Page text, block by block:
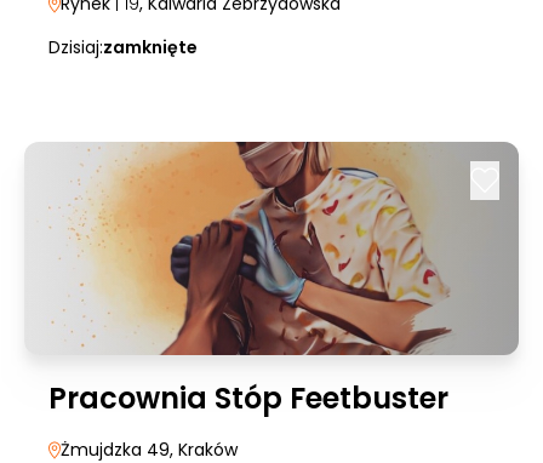
Dzisiaj:zamknięte
Pracownia Stóp Feetbuster
Żmujdzka 49, Kraków